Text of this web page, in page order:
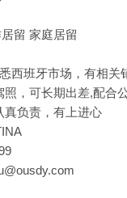
留 家庭居留
西班牙市场，有相关
照，可长期出差,配合
真负责，有上进心